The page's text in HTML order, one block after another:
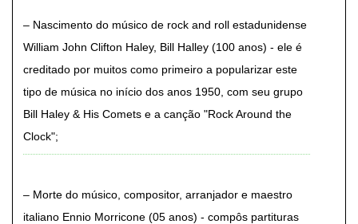
Nascimento do músico de rock and roll estadunidense
William John Clifton Haley, Bill Halley (100 anos) - ele é
creditado por muitos como primeiro a popularizar este
tipo de música no início dos anos 1950, com seu grupo
Bill Haley & His Comets e a canção "Rock Around the
Clock"
Morte do músico, compositor, arranjador e maestro
italiano Ennio Morricone (05 anos) - compôs partituras